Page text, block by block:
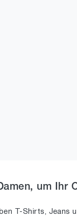
um Ihr
T-Shirts, Jeans